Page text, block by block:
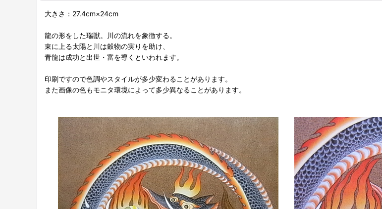
大きさ：27.4cm×24cm
龍の形をした瑞獣。川の流れを象徴する。
東に上る太陽と川は穀物の実りを助け、
青龍は成功と出世・富を導くといわれます。
印刷ですので色調やスタイルが多少変わることがあります。
また画像の色もモニタ環境によって多少異なることがあります。